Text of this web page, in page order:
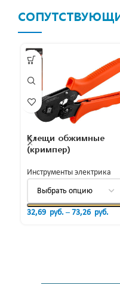
Клещи обжимные
(кримпер)
Инструменты электрика
32,69 руб. –73,26 руб.